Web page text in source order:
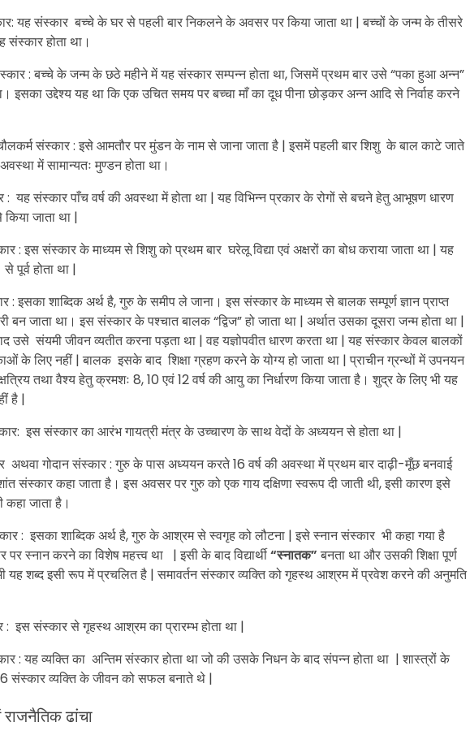
यह संस्कार बच्चे के घर से पहली बार निकलने के अवसर पर किया जाता था | बच्चों के जन्म के तीसरे
संस्कार होता था।
: बच्चे के जन्म के छठे महीने में यह संस्कार सम्पन्न होता था, जिसमें प्रथम बार उसे “पका हुआ अन्न”
इसका उद्देश्य यह था कि एक उचित समय पर बच्चा माँ का दूध पीना छोड़कर अन्न आदि से निर्वाह करने
संस्कार : इसे आमतौर पर मुंडन के नाम से जाना जाता है | इसमें पहली बार शिशु के बाल काटे जाते
में सामान्यतः मुण्डन होता था।
: यह संस्कार पाँच वर्ष की अवस्था में होता था | यह विभिन्न प्रकार के रोगों से बचने हेतु आभूषण धारण
जाता था |
: इस संस्कार के माध्यम से शिशु को प्रथम बार घरेलू विद्या एवं अक्षरों का बोध कराया जाता था | यह
पूर्व होता था |
: इसका शाब्दिक अर्थ है, गुरु के समीप ले जाना। इस संस्कार के माध्यम से बालक सम्पूर्ण ज्ञान प्राप्त
बन जाता था। इस संस्कार के पश्चात बालक “द्विज” हो जाता था | अर्थात उसका दूसरा जन्म होता था |
उसे संयमी जीवन व्यतीत करना पड़ता था | वह यज्ञोपवीत धारण करता था | यह संस्कार केवल बालकों
के लिए नहीं | बालक इसके बाद शिक्षा ग्रहण करने के योग्य हो जाता था | प्राचीन ग्रन्थों में उपनयन
तथा वैश्य हेतु क्रमशः 8, 10 एवं 12 वर्ष की आयु का निर्धारण किया जाता है। शुद्र के लिए भी यह
है |
इस संस्कार का आरंभ गायत्री मंत्र के उच्चारण के साथ वेदों के अध्ययन से होता था |
अथवा गोदान संस्कार : गुरु के पास अध्ययन करते 16 वर्ष की अवस्था में प्रथम बार दाढ़ी-मूँछ बनवाई
संस्कार कहा जाता है। इस अवसर पर गुरु को एक गाय दक्षिणा स्वरूप दी जाती थी, इसी कारण इसे
कहा जाता है।
: इसका शाब्दिक अर्थ है, गुरु के आश्रम से स्वगृह को लौटना | इसे स्नान संस्कार भी कहा गया है
स्नान करने का विशेष महत्त्व था | इसी के बाद विद्यार्थी“स्नातक”बनता था और उसकी शिक्षा पूर्ण
यह शब्द इसी रूप में प्रचलित है | समावर्तन संस्कार व्यक्ति को गृहस्थ आश्रम में प्रवेश करने की अनुमति
: इस संस्कार से गृहस्थ आश्रम का प्रारम्भ होता था |
: यह व्यक्ति का अन्तिम संस्कार होता था जो की उसके निधन के बाद संपन्न होता था | शास्त्रों के
संस्कार व्यक्ति के जीवन को सफल बनाते थे |
ढांचा